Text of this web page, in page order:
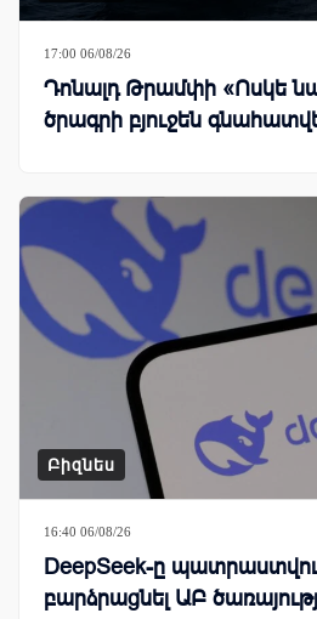
17:00 06/08/26
Դոնալդ Թրամփի «Ոսկե
ծրագրի բյուջեն
Բիզնես
16:40 06/08/26
DeepSeek-ը
բարձրացնել ԱԲ